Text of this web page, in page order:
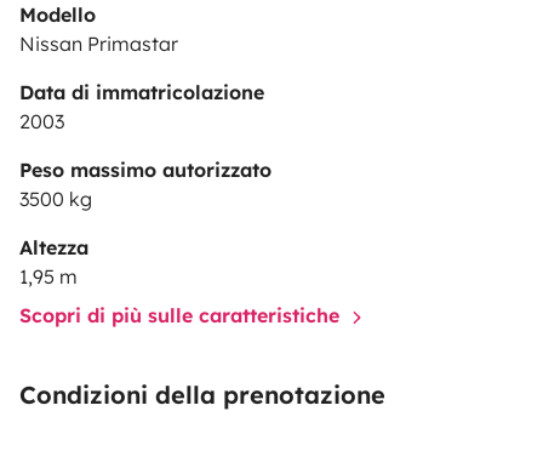
Modello
Nissan Primastar
Data di immatricolazione
2003
Peso massimo autorizzato
3500 kg
Altezza
1,95 m
Scopri di più sulle caratteristiche
Condizioni della prenotazione